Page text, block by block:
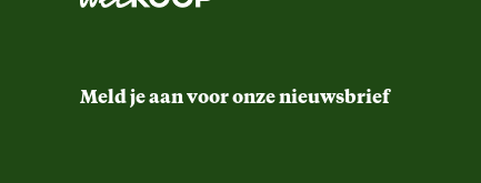
Artikel hoogte
Meld je aan voor onze nieuwsbrief